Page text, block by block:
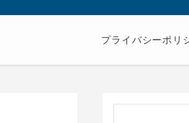
プライバシーポリ